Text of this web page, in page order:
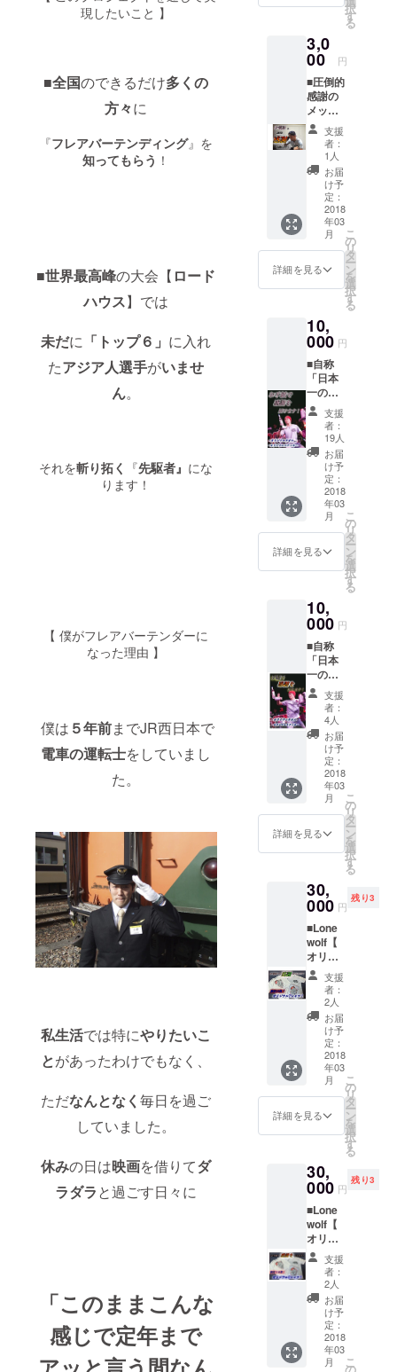
現したいこと 】
■全国のできるだけ多くの
方々に
『フレアバーテンディング』を
知ってもらう ！
■世界最高峰の大会【 ロード
ハウス】では
未だに 「トップ６」 に入れ
たアジア人選手がいませ
ん。
それを斬り拓く 『先駆者』 にな
ります！
【 僕がフレアバーテンダーに
なった理由 】
僕は ５年前までJR西日本で
電車の運転士をしていまし
た。
私生活では特にやりたいこ
とがあったわけでもなく、
ただなんとなく毎日を過ご
していました。
休みの日は映画を借りてダ
ラダラと過ごす日々に
「このままこんな
感じで定年まで
「限定
ンライ
ン)」で
お見せ
しま
す！ (本
番で成
功する
のかワ
クワク
しなが
ら応援
して下
さい！)
■オリジ
ナルス
テッ
カーを
会ダイ
ジェス
トムー
ビーの
クレ
ジット
にお名
前を記
載。 (一
般公開
もしま
すが、
DVDに
してお
送りし
ます)
択
す
る
3,0
00 円
■圧倒的
感謝の
メッ
セージ
を直接
『お電
話』で
伝えさ
せて頂
きま
す！
(Skype
でも可
能) ■世
界大会
前に僕
する演
技を
「限定
公開(オ
ンライ
ン)でお
見せし
ます！
(本番で
成功す
るのか
ワクワ
クしな
がら応
援して
下さ
い！) ■
たに向
けた心
からの
「メッ
セージ
カー
ド」を
送りま
す！ ■
オリジ
ナルス
テッ
カーを
プレゼ
ント！
■ロード
ハウス
トムー
ビーの
ジット
にお名
前を記
載。 (一
般公開
もしま
すが
DVDに
してお
送りし
ます)
支援
者：
1人
お届
け予
定：
2018
年03
月
詳細を見る
こ
の
リ
タ
ー
ン
を
選
択
す
る
10,
000 円
■自称
「日本
一のフ
レアバ
カ」な
僕と熱
い「フ
レア談
義」を
朝まで
コース
の権利
【希望
者の
み】 (フ
レア以
でも
OK。何
か人生
や夢に
ついて
の相談
などで
も大歓
迎です)
■世界大
会前に
僕の発
表する
演技を
「限定
公開(オ
ンライ
(本番で
成功す
るのか
ワクワ
クしな
がら応
援して
下さ
い！) ■
オリジ
ナルタ
オルを
プレゼ
ント！
■オリジ
ナルス
テッ
■ロード
ハウス
会ダイ
ジェス
トムー
ビーの
クレ
ジット
にお名
前を記
載。 (一
般公開
もしま
支援
者：
19人
お届
け予
定：
2018
年03
月
詳細を見る
こ
の
リ
タ
ー
ン
を
選
択
す
る
10,
000 円
■自称
「日本
一のフ
レアバ
カ」な
僕と熱
い「フ
レア談
義」を
朝まで
コース
の権利
【希望
者の
み】 (フ
レア以
でも
OK。何
か人生
や夢に
ついて
の相談
など大
歓迎で
す。) ■
世界大
会前に
僕の発
表する
演技を
「限定
公開(オ
ンライ
(本番で
成功す
るのか
ワクワ
クしな
がら応
援して
下さ
い！) ■
お電話
で話し
たあな
たへ僕
から
支援
者：
4人
お届
け予
定：
2018
年03
月
詳細を見る
こ
の
リ
タ
ー
ン
を
選
択
す
る
30,
000 円
残り3
■Lone
wolf【
オリジ
ナルT
シャ
ツ】を1
枚プレ
ゼン
ト！ (色
は水色
でサイ
ズはM
が３
枚、Lが
７枚で
早いも
とさせ
て頂き
ます) ■
あなた
へお勧
めカク
テルを
メイキ
ング
ムー
ビーで
プレゼ
ント！
(DVD) ■
世界大
支援
者：
2人
お届
け予
定：
2018
年03
月
詳細を見る
こ
の
リ
タ
ー
ン
を
選
択
す
る
30,
000 円
残り3
■Lone
wolf【
オリジ
ナルT
シャ
ツ】を1
枚プレ
ゼン
ト！ (色
は水色
でサイ
ズはM
支援
者：
2人
お届
け予
定：
2018
年03
月
こ
の